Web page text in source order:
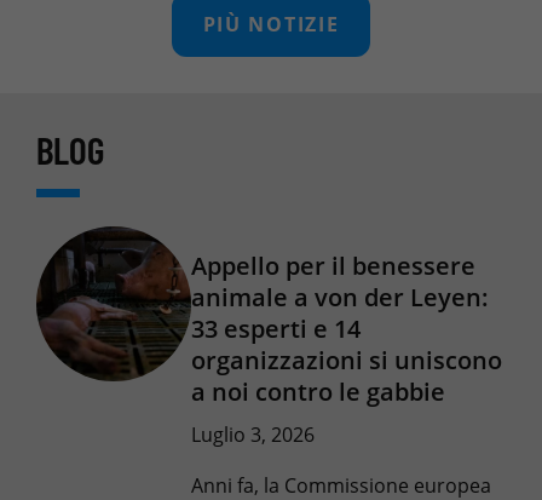
PIÙ NOTIZIE
BLOG
Appello per il benessere
animale a von der Leyen:
33 esperti e 14
organizzazioni si uniscono
a noi contro le gabbie
Luglio 3, 2026
Anni fa, la Commissione europea